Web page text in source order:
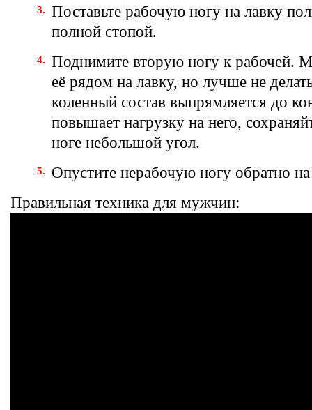
Поставьте рабочую ногу на лавку
полной стопой.
Поднимите вторую ногу к рабочей.
её рядом на лавку, но лучше не
коленный состав выпрямляется до
повышает нагрузку на него,
ноге небольшой угол.
Опустите нерабочую ногу обратно
Правильная техника для мужчин: